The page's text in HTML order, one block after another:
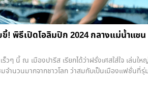
! พิธีเปิดโอลิมปิก 2024 กลางแม่น้ำแซน
วๆ นี้ ณ เมืองปารีส เรียกได้ว่าฝรั่งเศสใส่ใจ เล่นใ
จำนวนมากจากชาวโลก ว่าสมกับเป็นเมืองแฟชั่นที่รุ่
ขันนี่แหละ ใช่แล้ว, คือฝรั่งเศสมุ่งหมายให้มีพิธีเปิดด้ว